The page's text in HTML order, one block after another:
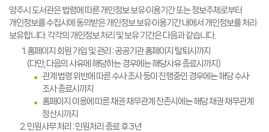
양주시 도서관은 법령에 따른 개인정보 보유·이용기간 또는 정보주체로부터
개인정보를 수집시에 동의받은 개인정보 보유·이용기간 내에서 개인정보를 처리·
보유합니다. 각각의 개인정보 처리 및 보유 기간은 다음과 같습니다.
홈페이지 회원 가입 및 관리 : 공공기관 홈페이지 탈퇴시까지
(다만, 다음의 사유에 해당하는 경우에는 해당사유 종료시까지)
관계 법령 위반에 따른 수사·조사 등이 진행중인 경우에는 해당 수사·
조사 종료시까지
홈페이지 이용에 따른 채권·채무관계 잔존시에는 해당 채권·채무관계
정산시까지
민원사무 처리 : 민원처리 종료 후 3년